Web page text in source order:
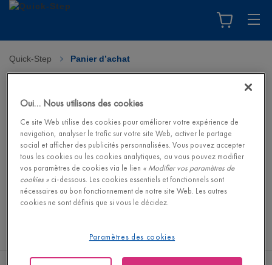
Quick-Step > Panier d’achat
Votre panier d’achat est vide. Visitez la boutique en ligne pour
trouver votre sol de rêve et ses accessoires assortis.
Visiter la boutique en ligne
Oui… Nous utilisons des cookies
Ce site Web utilise des cookies pour améliorer votre expérience de
navigation, analyser le trafic sur votre site Web, activer le partage
social et afficher des publicités personnalisées. Vous pouvez accepter
tous les cookies ou les cookies analytiques, ou vous pouvez modifier
vos paramètres de cookies via le lien « Modifier vos paramètres de
cookies » ci-dessous. Les cookies essentiels et fonctionnels sont
nécessaires au bon fonctionnement de notre site Web. Les autres
cookies ne sont définis que si vous le décidez.
Paramètres des cookies